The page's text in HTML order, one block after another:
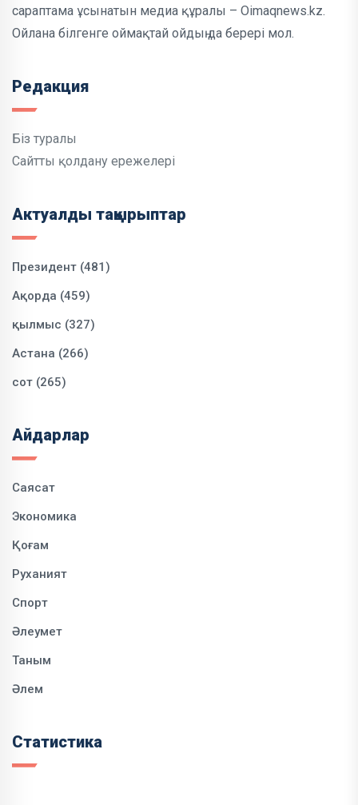
сараптама ұсынатын медиа құралы – Oimaqnews.kz.
Ойлана білгенге оймақтай ойдың да берері мол.
Редакция
Біз туралы
Сайтты қолдану ережелері
Актуалды тақырыптар
Президент (481)
Ақорда (459)
қылмыс (327)
Астана (266)
сот (265)
Айдарлар
Саясат
Экономика
Қоғам
Руханият
Спорт
Әлеумет
Таным
Әлем
Статистика